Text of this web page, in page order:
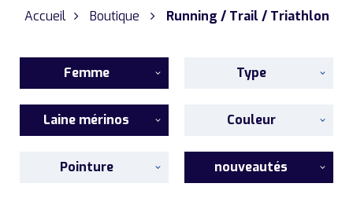
Accueil Boutique Running / Trail / Triathlon
Femme Type
Laine mérinos Couleur
Pointure nouveautés